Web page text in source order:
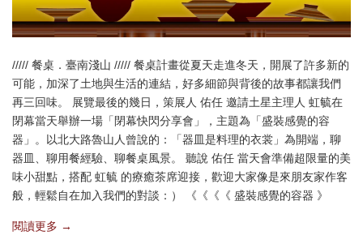
///// 餐桌．臺南淺山 ///// 餐桌計畫從夏天走進冬天，開展了許多新的
可能，加深了土地與生活的連結，好多細節與背後的故事都讓我們
再三回味。 展覽最後的幾日，策展人 佑任 邀請土星主理人 虹毓在
閉幕當天舉辦一場「閉幕快閃分享會」，主題為「盛裝感覺的容
器」。以北大路魯山人曾說的：「器皿是料理的衣裳」為開端，聊
器皿、聊用餐經驗、聊餐桌風景。 聽說 佑任 當天會準備超限量的美
味小甜點，搭配 虹毓 的療癒茶席迎接，歡迎大家像是來朋友家作客
般，輕鬆自在加入我們的對談：） 《《《《 盛裝感覺的容器 》
閱讀更多 →